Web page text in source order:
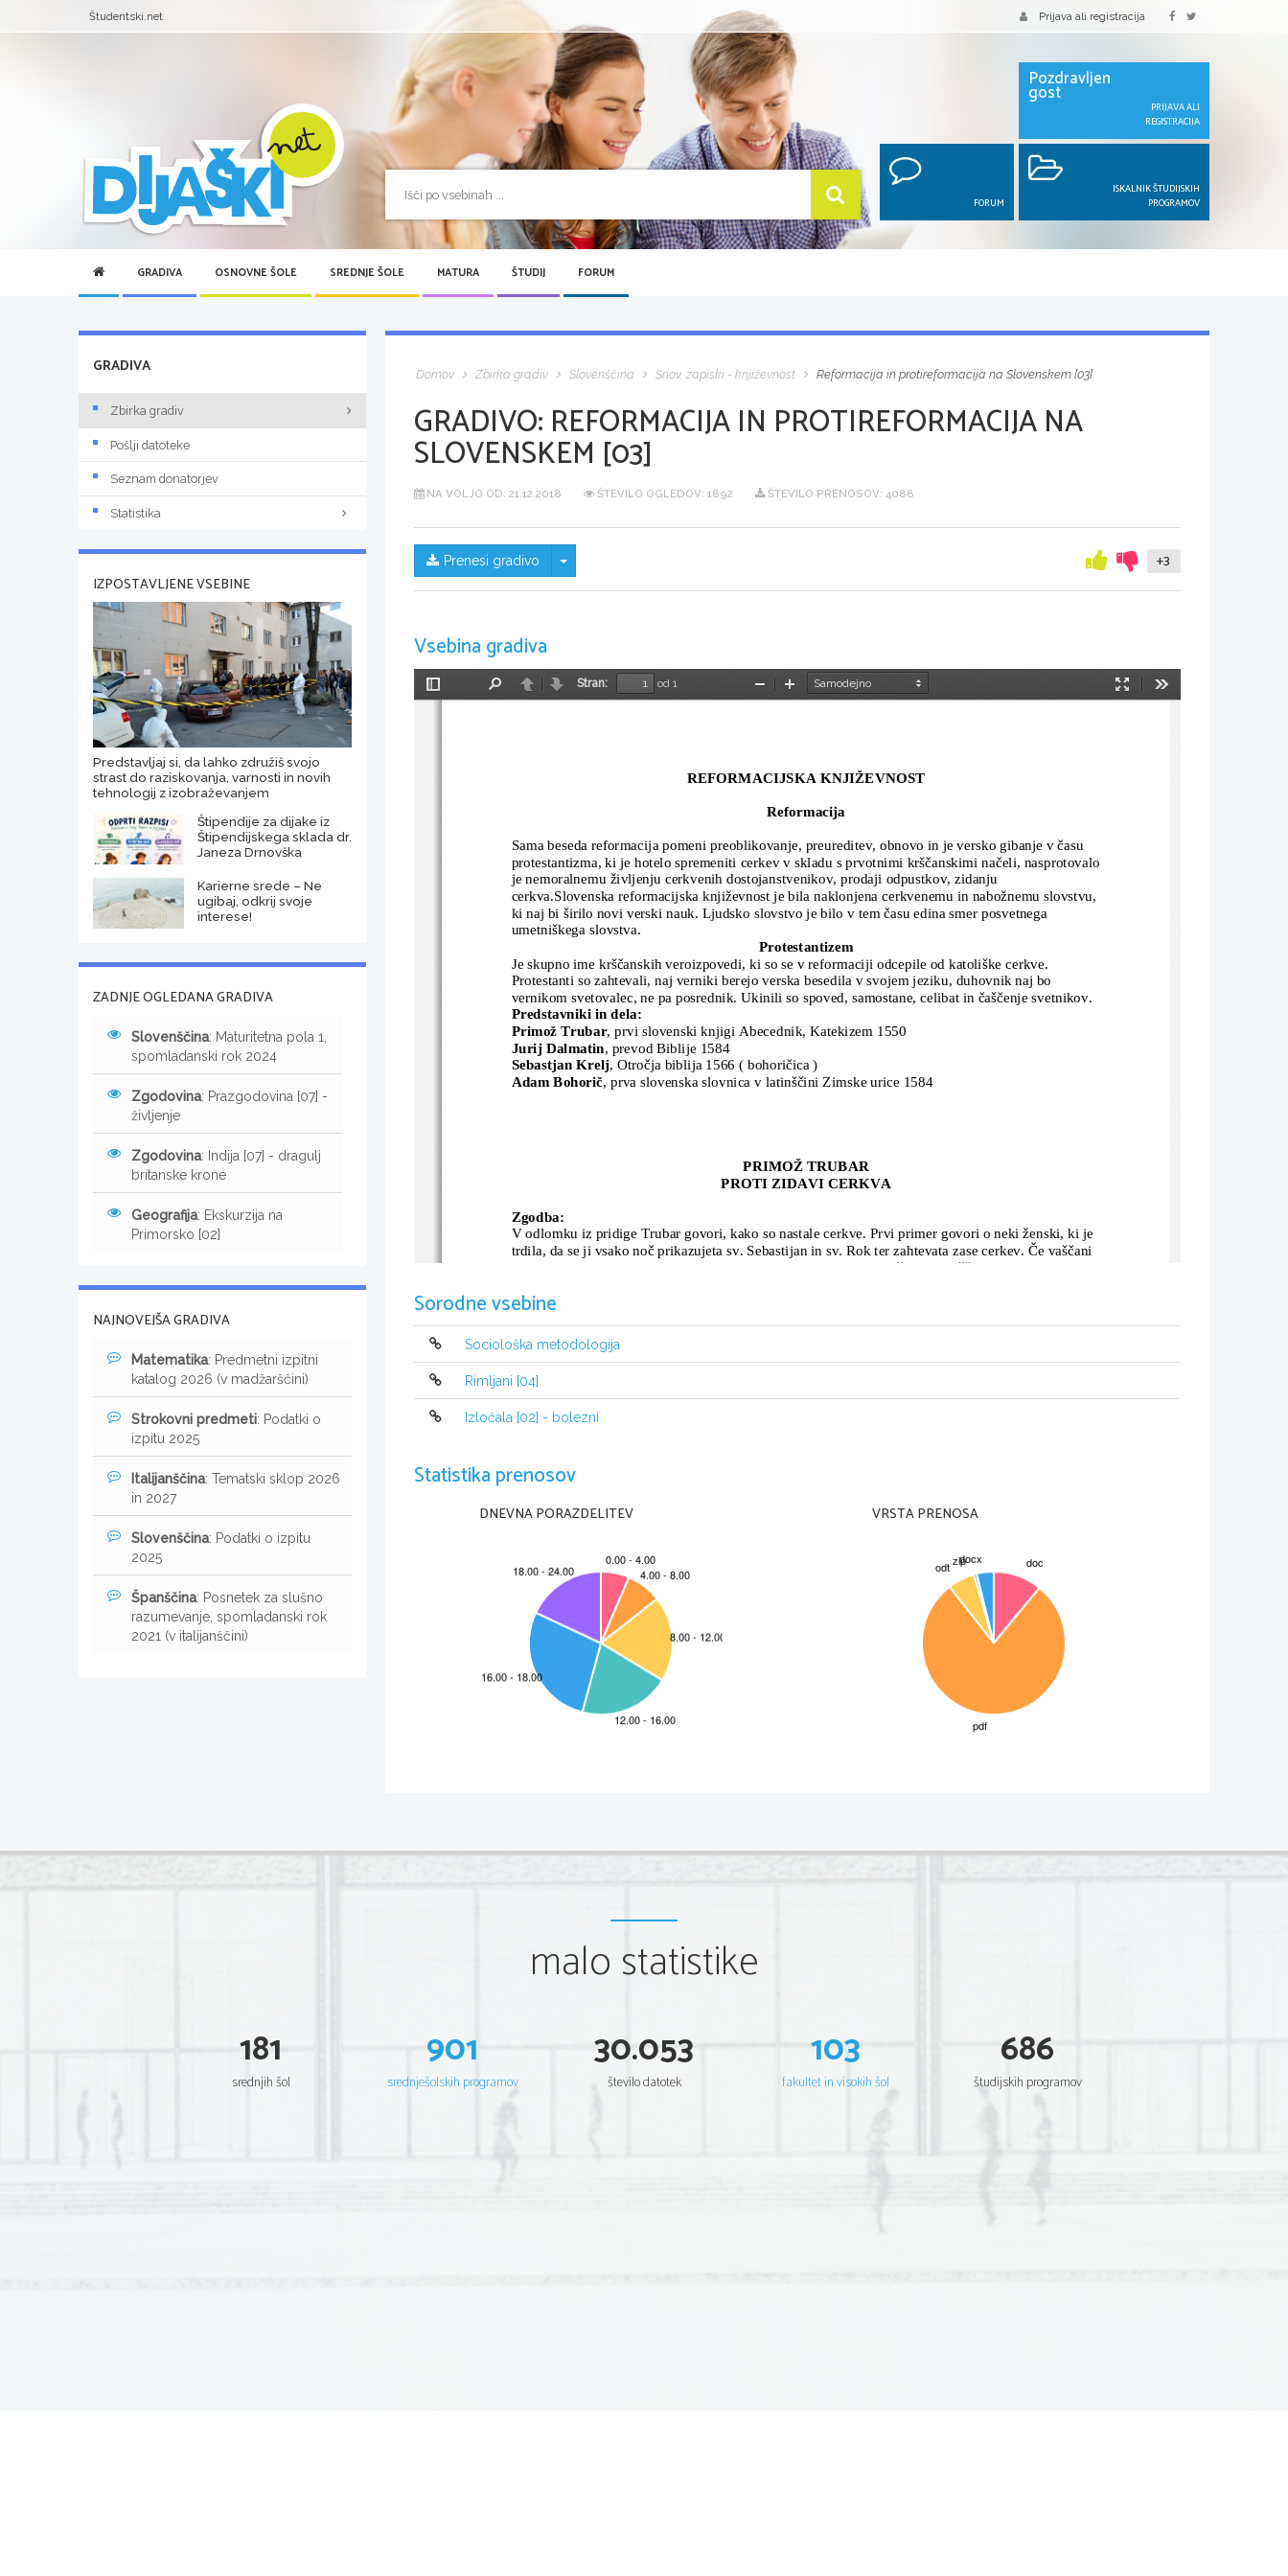
Študentski.net Prijava ali registracija
Pozdravljen
gost
PRIJAVA ALI
REGISTRACIJA
FORUM
ISKALNIK ŠTUDIJSKIH
PROGRAMOV
GRADIVA OSNOVNE ŠOLE SREDNJE ŠOLE MATURA ŠTUDIJ FORUM
Domov Zbirka gradiv Slovenščina Snov, zapiski - književnost Reformacija in protireformacija na Slovenskem [03]
GRADIVO: REFORMACIJA IN PROTIREFORMACIJA NA
SLOVENSKEM [03]
NA VOLJO OD: 21.12.2018 ŠTEVILO OGLEDOV: 1892 ŠTEVILO PRENOSOV: 4088
Prenesi gradivo Skrij/prikaži meni +3
Vsebina gradiva
Preklopi
NazajNaprej
Stran:
od 1
Način
PomanjšajPovečaj
REFORMACIJSKA KNJIŽEVNOST
Reformacija
Sama beseda reformacija pomeni preoblikovanje, preureditev, obnovo in je versko gibanje v času
protestantizma, ki je hotelo spremeniti cerkev v skladu s prvotnimi krščanskimi načeli, nasprotovalo
je nemoralnemu življenju cerkvenih dostojanstvenikov, prodaji odpustkov, zidanju
cerkva.Slovenska reformacijska književnost je bila naklonjena cerkvenemu in nabožnemu slovstvu,
ki naj bi širilo novi verski nauk. Ljudsko slovstvo je bilo v tem času edina smer posvetnega
umetniškega slovstva.
Protestantizem
Je skupno ime krščanskih veroizpovedi, ki so se v reformaciji odcepile od katoliške cerkve.
Protestanti so zahtevali, naj verniki berejo verska besedila v svojem jeziku, duhovnik naj bo
vernikom svetovalec, ne pa posrednik. Ukinili so spoved, samostane, celibat in čaščenje svetnikov.
Predstavniki in dela:
Primož Trubar, prvi slovenski knjigi Abecednik, Katekizem 1550
Jurij Dalmatin , prevod Biblije 1584
Sebastjan Krelj , Otročja biblija 1566 ( bohoričica )
Adam Bohorič , prva slovenska slovnica v latinščini Zimske urice 1584
PRIMOŽ TRUBAR
PROTI ZIDAVI CERKVA
Zgodba:
V odlomku iz pridige Trubar govori, kako so nastale cerkve. Prvi primer govori o neki ženski, ki je
trdila, da se ji vsako noč prikazujeta sv. Sebastijan in sv. Rok ter zahtevata zase cerkev. Če vaščani
cerkve ne bodo zgradili, bosta poslala pomor in kugo nad ljudi in živino. Vaščani so iz strahu res
je poslal svojega vikarja,da bi dokazal, da si ženska zmišljuje. Trdila je namreč, da sta svetnika lepa
Marija in zahteva samostan. Ko so ga zgradili, so duhovniki in obrtniki lepo živeli, a kasneje so vsi
umrli strašne smrti.
Trubar očita duhovnikom, da jih nič ne moti način izgradnje cerkva, saj jim prinaša lepo življenje.
Opozarja jih, da se bodo cvrli v peklu, če bodo razkošno živeli in se ne bodo spokorili.
Protestantske ideje:
Nastane kot odziv Cerkve na zahteve reformacije.
Pri nas je protireformacija uničila vse pridobitve reformacije, slovstva v času protireformacije pa
skoraj ni bilo. Škof Tomaž Hren je sicer poskrbel za ponovno izdajo knjige Evangeliji in listuvi.
Sorodne vsebine
Sociološka metodologija
Rimljani [04]
Izločala [02] - bolezni
Statistika prenosov
DNEVNA PORAZDELITEV VRSTA PRENOSA
GRADIVA
Zbirka gradiv
Pošlji datoteke
Seznam donatorjev
Statistika
IZPOSTAVLJENE VSEBINE
Predstavljaj si, da lahko združiš svojo
strast do raziskovanja, varnosti in novih
tehnologij z izobraževanjem
Štipendije za dijake iz
Štipendijskega sklada dr.
Janeza Drnovška
Karierne srede – Ne
ugibaj, odkrij svoje
interese!
ZADNJE OGLEDANA GRADIVA
Slovenščina: Maturitetna pola 1,
spomladanski rok 2024
Zgodovina: Prazgodovina [07] -
življenje
Zgodovina: Indija [07] - dragulj
britanske krone
Geografija: Ekskurzija na
Primorsko [02]
NAJNOVEJŠA GRADIVA
Matematika: Predmetni izpitni
katalog 2026 (v madžarščini)
Strokovni predmeti: Podatki o
izpitu 2025
Italijanščina: Tematski sklop 2026
in 2027
Slovenščina: Podatki o izpitu
2025
Španščina: Posnetek za slušno
razumevanje, spomladanski rok
2021 (v italijanščini)
malo statistike
181
srednjih šol
901
srednješolskih programov
30.053
število datotek
103
fakultet in visokih šol
686
študijskih programov